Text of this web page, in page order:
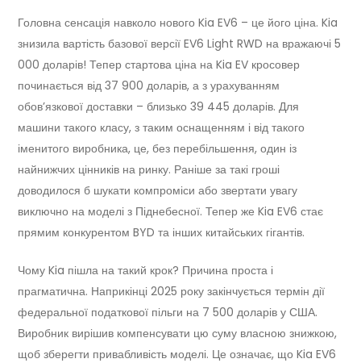
Головна сенсація навколо нового Kia EV6 – це його ціна. Kia
знизила вартість базової версії EV6 Light RWD на вражаючі 5
000 доларів! Тепер стартова ціна на Kia EV кросовер
починається від 37 900 доларів, а з урахуванням
обов’язкової доставки – близько 39 445 доларів. Для
машини такого класу, з таким оснащенням і від такого
іменитого виробника, це, без перебільшення, один із
найнижчих цінників на ринку. Раніше за такі гроші
доводилося б шукати компроміси або звертати увагу
виключно на моделі з Піднебесної. Тепер же Kia EV6 стає
прямим конкурентом BYD та інших китайських гігантів.
Чому Kia пішла на такий крок? Причина проста і
прагматична. Наприкінці 2025 року закінчується термін дії
федеральної податкової пільги на 7 500 доларів у США.
Виробник вирішив компенсувати цю суму власною знижкою,
щоб зберегти привабливість моделі. Це означає, що Kia EV6